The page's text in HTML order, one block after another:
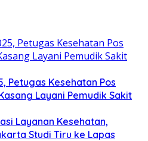
Petugas Kesehatan Pos
Layani Pemudik Sakit
Layanan Kesehatan,
Studi Tiru ke Lapas